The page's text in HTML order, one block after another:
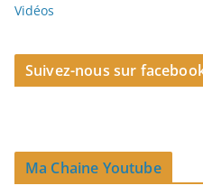
Vidéos
Suivez-nous sur
Ma Chaine Youtube